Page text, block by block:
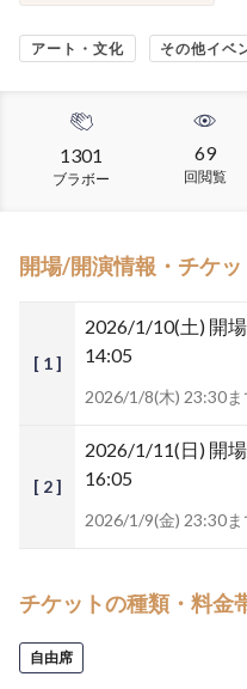
アート・文化 その他イベ
1301
ブラボー
69
回閲覧
開場/開演情報・チケ
[ 1 ]
2026/1/10(土) 開
14:05
2026/1/8(木) 23:30ま
[ 2 ]
2026/1/11(日) 開
16:05
2026/1/9(金) 23:30ま
チケットの種類・料金
自由席